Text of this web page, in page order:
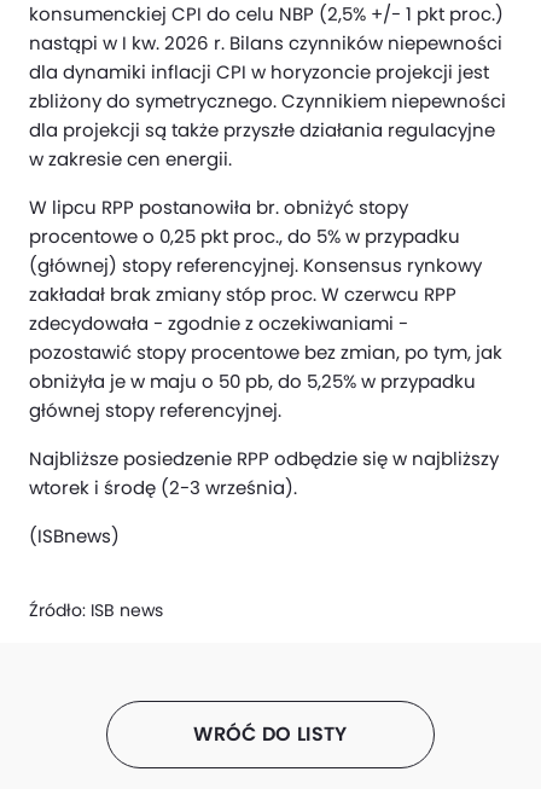
konsumenckiej CPI do celu NBP (2,5% +/- 1 pkt proc.)
nastąpi w I kw. 2026 r. Bilans czynników niepewności
dla dynamiki inflacji CPI w horyzoncie projekcji jest
zbliżony do symetrycznego. Czynnikiem niepewności
dla projekcji są także przyszłe działania regulacyjne
w zakresie cen energii.
W lipcu RPP postanowiła br. obniżyć stopy
procentowe o 0,25 pkt proc., do 5% w przypadku
(głównej) stopy referencyjnej. Konsensus rynkowy
zakładał brak zmiany stóp proc. W czerwcu RPP
zdecydowała - zgodnie z oczekiwaniami -
pozostawić stopy procentowe bez zmian, po tym, jak
obniżyła je w maju o 50 pb, do 5,25% w przypadku
głównej stopy referencyjnej.
Najbliższe posiedzenie RPP odbędzie się w najbliższy
wtorek i środę (2-3 września).
(ISBnews)
Źródło: ISB news
WRÓĆ DO LISTY